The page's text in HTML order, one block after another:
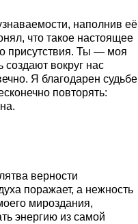
наполнив её
что такое настоящее
присутствия. Ты — моя
вокруг нас
Я благодарен судьбе
повторять:
верности
поражает, а нежность
мироздания,
энергию из самой